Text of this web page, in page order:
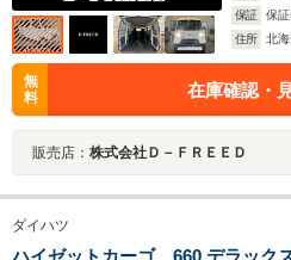
保証
保
住所
北
無
料
在庫確認・
販売店： 株式会社Ｄ－ＦＲＥＥＤ
ダイハツ